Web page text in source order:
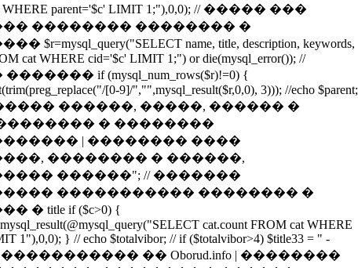
WHERE parent='$c' LIMIT 1;"),0,0); // ����� ���
�������� �������� �
name, title, description, keywords,
cat WHERE cid='$c' LIMIT 1;") or die(mysql_error()); //
if (mysql_num_rows($r)!=0) {
[0-9]/","",mysql_result($r,0,0), 3))); //echo $parent;
" | ����� ������, �����, ������ �
� ��������
| �������� ����
�������� � ������,
������"; // �������
����������� �������� �
� title if ($c>0) {
cat.count FROM cat WHERE
1"),0,0); } // echo $totalvibor; // if ($totalvibor>4) $title33 = " -
����������� �� Oborud.info | ��������